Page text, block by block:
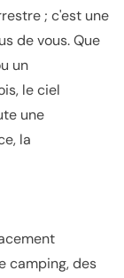
; c'est une
de vous. Que
un
le ciel
une
la
camping, des